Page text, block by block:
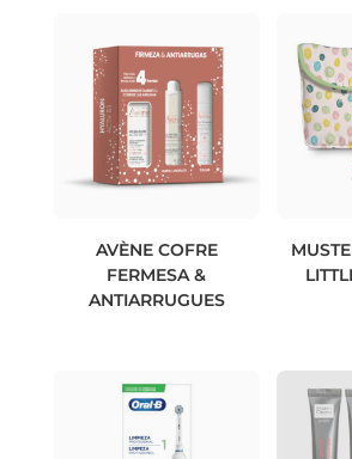
AVÈNE COFRE
FERMESA &
ANTIARRUGUES